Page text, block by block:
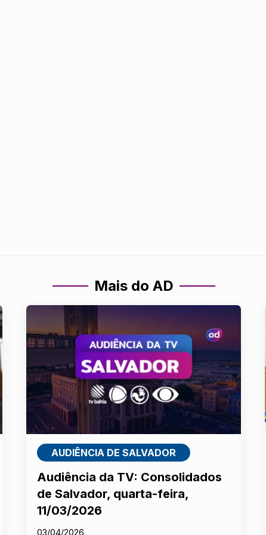
Mais do AD
AUDIÊNCIA DE SALVADOR
Audiência da TV: Consolidados
de Salvador, quarta-feira,
11/03/2026
03/04/2026